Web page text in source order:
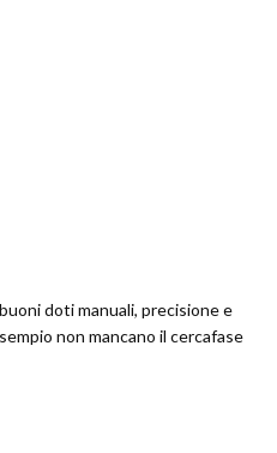
doti manuali, precisione e
non mancano il cercafase